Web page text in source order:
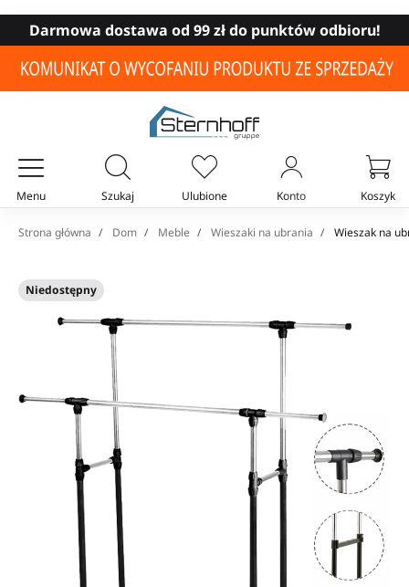
Darmowa dostawa od 99 zł do punktów odbioru!
Menu Szukaj Ulubione Konto Koszyk
Twój koszyk
Strona główna Dom Meble Wieszaki na ubrania Wieszak na
Niedostępny